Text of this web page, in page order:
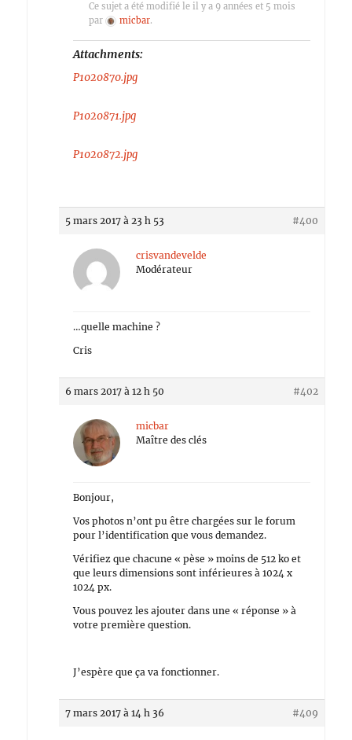
Ce sujet a été modifié le il y a 9 années et 5 mois
par
micbar.
Attachments:
P1020870.jpg
P1020871.jpg
P1020872.jpg
5 mars 2017 à 23 h 53 #400
crisvandevelde
Modérateur
…quelle machine ?
Cris
6 mars 2017 à 12 h 50 #402
micbar
Maître des clés
Bonjour,
Vos photos n’ont pu être chargées sur le forum
pour l’identification que vous demandez.
Vérifiez que chacune « pèse » moins de 512 ko et
que leurs dimensions sont inférieures à 1024 x
1024 px.
Vous pouvez les ajouter dans une « réponse » à
votre première question.
J’espère que ça va fonctionner.
7 mars 2017 à 14 h 36 #409